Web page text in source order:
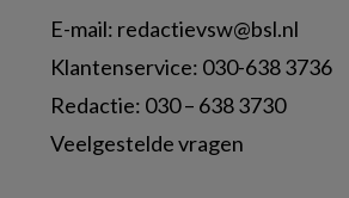
E-mail: redactievsw@bsl.nl
Klantenservice: 030-638 3736
Redactie: 030 – 638 3730
Veelgestelde vragen